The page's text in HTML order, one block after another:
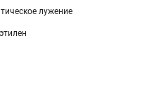
лужение